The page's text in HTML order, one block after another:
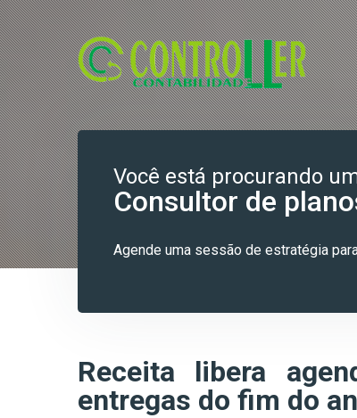
Você está procurando
Consultor de
Agende uma sessão de estratégia
Receita libera
entregas do fim do